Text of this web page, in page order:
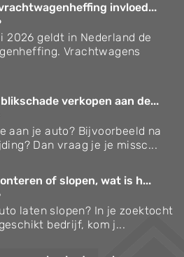
invloed...
2026 geldt in Nederland de
Vrachtwagens
verkopen aan de...
aan je auto? Bijvoorbeeld na
Dan vraag je je missc...
of slopen, wat is h...
laten slopen? In je zoektocht
bedrijf, kom j...